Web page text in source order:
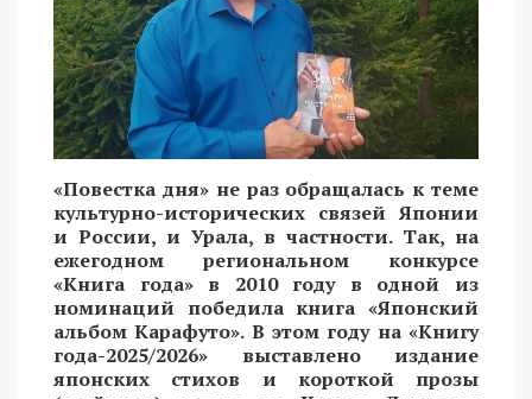
«Повестка дня» не раз обращалась к теме
культурно-исторических связей Японии
и России, и Урала, в частности. Так, на
ежегодном региональном конкурсе
«Книга года» в 2010 году в одной из
номинаций победила книга «Японский
альбом Карафуто». В этом году на «Книгу
года-2025/2026» выставлено издание
японских стихов и короткой прозы